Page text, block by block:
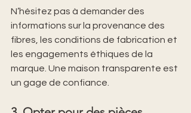
N’hésitez pas à demander des
informations sur la provenance des
fibres, les conditions de fabrication et
les engagements éthiques de la
marque. Une maison transparente est
un gage de confiance.